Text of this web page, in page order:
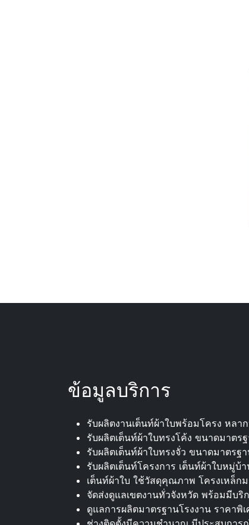
ข้อมูลบริการ
รับผลิตงานเต็นท์ผ้าใบพร้อมโครง หลา
รับผลิตเต็นท์ผ้าใบทรงโค้ง ขนาดมาตร
รับผลิตเต็นท์ผ้าใบทรงจั่ว ขนาดมาตรฐ
รับผลิตเต็นท์โครงการ เต็นท์ผ้าใบหมู่บ้
เต็นท์ผ้าใบ ใช้วัสดุคุณภาพ โครงเหล็ก
จัดส่งดูแลเขตงานทั่วจังหวัด พร้อมมีบริ
ดูแลการผลิตมาตรฐานโรงงาน ราคาพิ